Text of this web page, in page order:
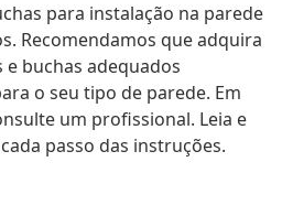
para instalação na parede
Recomendamos que adquira
buchas adequados
o seu tipo de parede. Em
um profissional. Leia e
passo das instruções.